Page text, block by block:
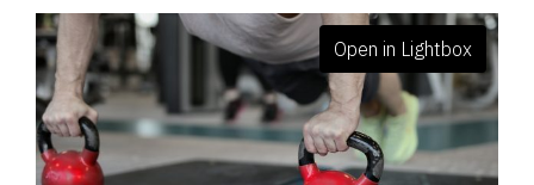
Open in Lightbox